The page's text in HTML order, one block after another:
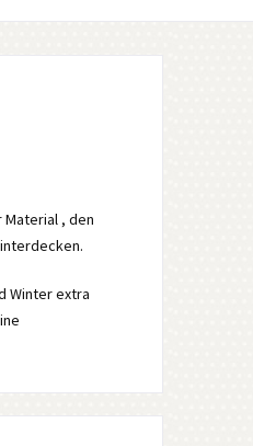
, den
Winter extra